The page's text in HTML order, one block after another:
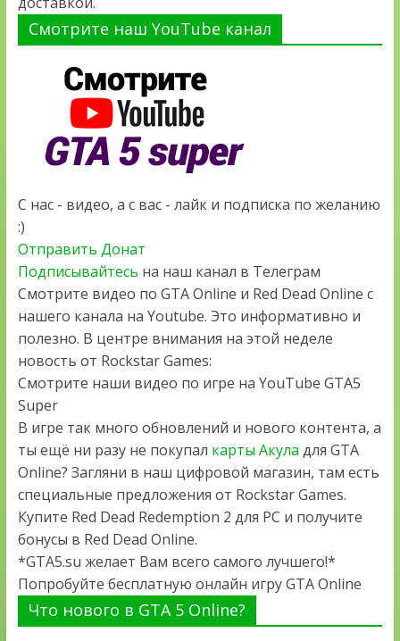
Смотрите наш YouTube канал
С нас - видео, а с вас - лайк и подписка по желанию
:)
Отправить Донат
Подписывайтесь на наш канал в Телеграм
Смотрите видео по GTA Online и Red Dead Online с
нашего канала на Youtube. Это информативно и
полезно. В центре внимания на этой неделе
новость от Rockstar Games:
Смотрите наши видео по игре на YouTube GTA5
Super
В игре так много обновлений и нового контента, а
ты ещё ни разу не покупал карты Акула для GTA
Online? Загляни в наш цифровой магазин, там есть
специальные предложения от Rockstar Games.
Купите Red Dead Redemption 2 для PC и получите
бонусы в Red Dead Online.
*GTA5.su желает Вам всего самого лучшего!*
Попробуйте бесплатную онлайн игру GTA Online
Что нового в GTA 5 Online?